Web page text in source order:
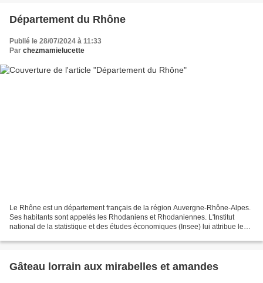
Département du Rhône
Publié le 28/07/2024 à 11:33
Par chezmamielucette
Le Rhône est un département français de la région Auvergne-Rhône-Alpes.
Ses habitants sont appelés les Rhodaniens et Rhodaniennes. L'Institut
national de la statistique et des études économiques (Insee) lui attribue le
Gâteau lorrain aux mirabelles et amandes